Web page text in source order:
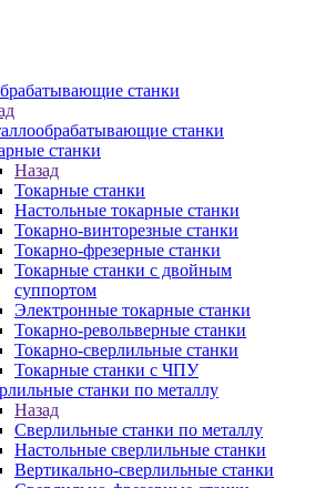
станки
станки
станки
Назад
Токарные станки
Настольные токарные станки
Токарно-винторезные станки
Токарно-фрезерные станки
Токарные станки с двойным
суппортом
Электронные токарные станки
Токарно-револьверные станки
Токарно-сверлильные станки
Токарные станки с ЧПУ
станки по металлу
Назад
Сверлильные станки по металлу
Настольные сверлильные станки
Вертикально-сверлильные станки